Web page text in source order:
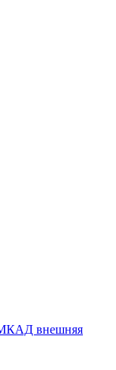
МКАД внешняя